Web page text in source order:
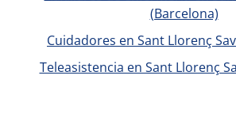
(Barcelona)
Cuidadores en Sant Llorenç
Teleasistencia en Sant Llorenç